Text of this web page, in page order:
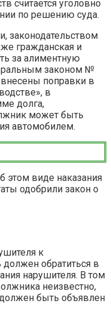
считается уголовно
по решению суда.
законодательством
гражданская и
за алиментную
законом №
поправки в
в
долга,
может быть
автомобилем.
виде наказания
одобрили закон о
к
должен обратиться в
нарушителя. В том
неизвестно,
быть объявлен